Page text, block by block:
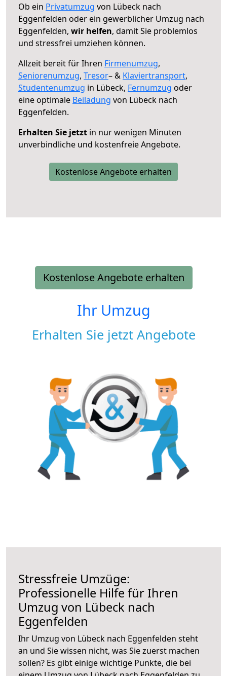
Ob ein Privatumzug von Lübeck nach
Eggenfelden oder ein gewerblicher Umzug nach
Eggenfelden, wir helfen, damit Sie problemlos
und stressfrei umziehen können.
Allzeit bereit für Ihren Firmenumzug,
Seniorenumzug, Tresor– & Klaviertransport,
Studentenumzug in Lübeck, Fernumzug oder
eine optimale Beiladung von Lübeck nach
Eggenfelden.
Erhalten Sie jetzt in nur wenigen Minuten
unverbindliche und kostenfreie Angebote.
Kostenlose Angebote erhalten
Kostenlose Angebote erhalten
Ihr Umzug
Erhalten Sie jetzt Angebote
Stressfreie Umzüge:
Professionelle Hilfe für Ihren
Umzug von Lübeck nach
Eggenfelden
Ihr Umzug von Lübeck nach Eggenfelden steht
an und Sie wissen nicht, was Sie zuerst machen
sollen? Es gibt einige wichtige Punkte, die bei